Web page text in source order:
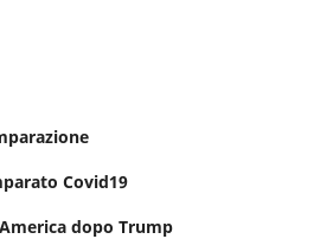
Covid19
dopo Trump